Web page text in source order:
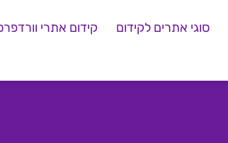
סוגי אתרים לקידום קידום אתרי